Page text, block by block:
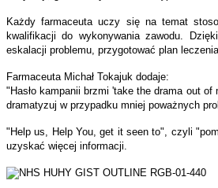
Każdy farmaceuta uczy się na temat
kwalifikacji do wykonywania zawodu.
eskalacji problemu, przygotować plan
Farmaceuta Michał Tokajuk dodaje:
"Hasło kampanii brzmi 'take the drama out
dramatyzuj w przypadku mniej poważnych
"Help us, Help You, get it seen to", czyli
uzyskać więcej informacji.